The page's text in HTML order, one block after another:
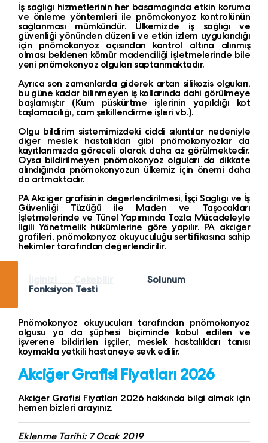
İş sağlığı hizmetlerinin her basamağında etkin koruma
ve önleme yöntemleri ile pnömokonyoz kontrolünün
sağlanması mümkündür. Ülkemizde iş sağlığı ve
güvenliği yönünden düzenli ve etkin izlem uygulandığı
için pnömokonyoz açısından kontrol altına alınmış
olması beklenen kömür madenciliği işletmelerinde bile
yeni pnömokonyoz olguları saptanmaktadır.
Ayrıca son zamanlarda giderek artan silikozis olguları,
bu güne kadar bilinmeyen iş kollarında dahi görülmeye
başlamıştır (Kum püskürtme işlerinin yapıldığı kot
taşlamacılığı, cam şekillendirme işleri vb.).
Olgu bildirim sistemimizdeki ciddi sıkıntılar nedeniyle
diğer meslek hastalıkları gibi pnömokonyozlar da
kayıtlarımızda göreceli olarak daha az görülmektedir.
Oysa bildirilmeyen pnömokonyoz olguları da dikkate
alındığında pnömokonyozun ülkemiz için önemi daha
da artmaktadır.
PA Akciğer grafisinin değerlendirilmesi, İşçi Sağlığı ve İş
Güvenliği Tüzüğü ile Maden ve Taşocakları
İşletmelerinde ve Tünel Yapımında Tozla Mücadeleyle
İlgili Yönetmelik hükümlerine göre yapılır. PA akciğer
grafileri, pnömokonyoz okuyuculuğu sertifikasına sahip
hekimler tarafından değerlendirilir.
Solunum
Fonksiyon Testi
Pnömokonyoz okuyucuları tarafından pnömokonyoz
olgusu ya da şüphesi biçiminde kabul edilen ve
işverene bildirilen işçiler, meslek hastalıkları tanısı
koymakla yetkili hastaneye sevk edilir.
Akciğer Grafisi Fiyatları 2026
Akciğer Grafisi Fiyatları 2026 hakkında bilgi almak için
hemen bizleri arayınız.
Eklenme Tarihi: 7 Ocak 2019